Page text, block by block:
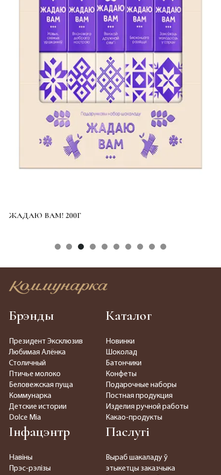
ЖАДАЮ ВАМ! 200Г
Брэнды
Президент Эксклюзив
Любимая Алёнка
Столичный
Птичье молоко
Беловежская пуща
Коммунарка
Детские истории
Dolce Mia
Каталог
Новинки
Шоколад
Батончики
Конфеты
Подарочные наборы
Постная продукция
Изделия ручной работы
Какао-продукты
Інфацэнтр
Навіны
Прэс-рэлізы
Паслугі
Выраб шакаладу ў
этыкетцы заказчыка